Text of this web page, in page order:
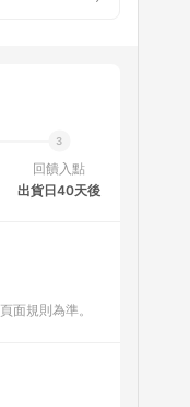
回饋入點
出貨日40天後
面規則為準。